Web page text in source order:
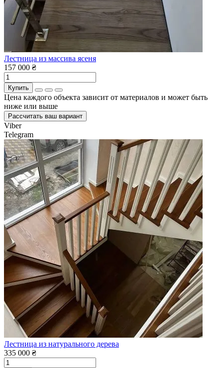
Лестница из массива ясеня
157 000 ₴
Купить
Цена каждого объекта зависит от материалов и может быть
ниже или выше
Рассчитать ваш вариант
Viber
Telegram
Лестница из натурального дерева
335 000 ₴